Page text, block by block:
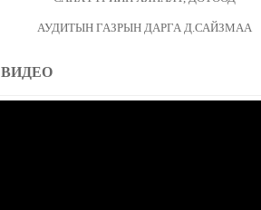
АУДИТЫН ГАЗРЫН ДАРГА Д.САЙЗМАА
ВИДЕО